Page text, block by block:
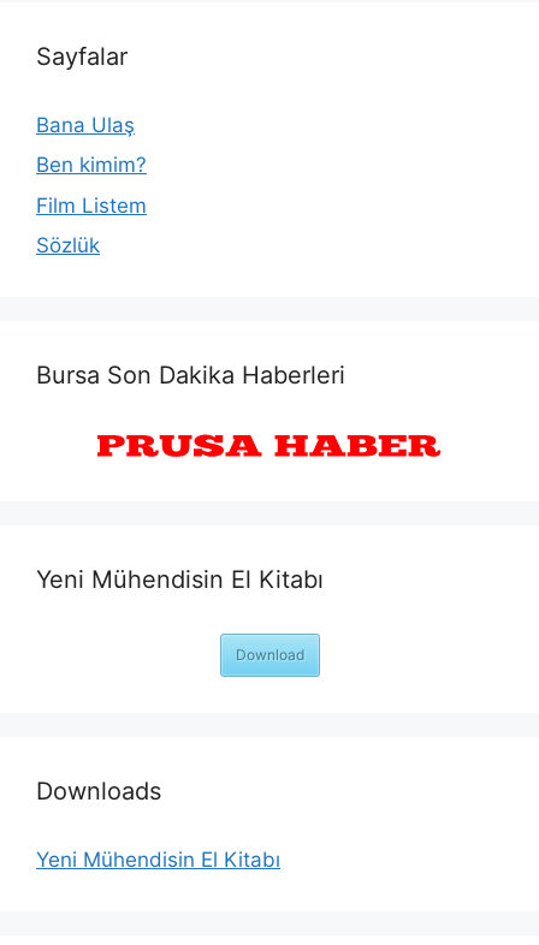
Sayfalar
Bana Ulaş
Ben kimim?
Film Listem
Sözlük
Bursa Son Dakika Haberleri
Yeni Mühendisin El Kitabı
Download
Downloads
Yeni Mühendisin El Kitabı